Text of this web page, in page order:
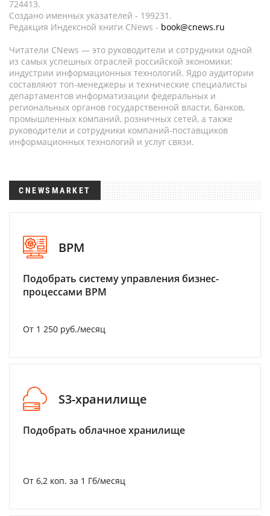
724413.
Создано именных указателей - 199231.
Редакция Индексной книги CNews - book@cnews.ru
Читатели CNews — это руководители и сотрудники одной
из самых успешных отраслей российской экономики:
индустрии информационных технологий. Ядро аудитории
составляют топ-менеджеры и технические специалисты
департаментов информатизации федеральных и
региональных органов государственной власти, банков,
промышленных компаний, розничных сетей, а также
руководители и сотрудники компаний-поставщиков
информационных технологий и услуг связи.
CNEWSMARKET
BPM
Подобрать систему управления бизнес-
процессами BPM
От 1 250 руб./месяц
S3-хранилище
Подобрать облачное хранилище
От 6,2 коп. за 1 Гб/месяц